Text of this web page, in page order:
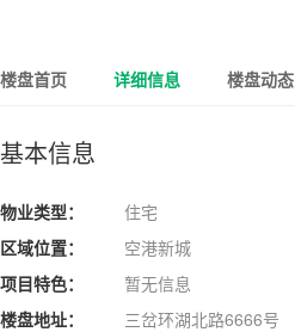
楼盘首页 详细信息 楼盘动态
基本信息
物业类型： 住宅
区域位置：
空港新城
项目特色：
暂无信息
楼盘地址：
三岔环湖北路6666号